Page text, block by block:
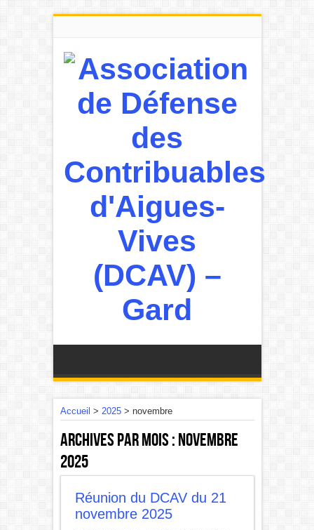
Accueil > 2025> novembre
Archives par mois :novembre
2025
Réunion du DCAV du 21
novembre 2025